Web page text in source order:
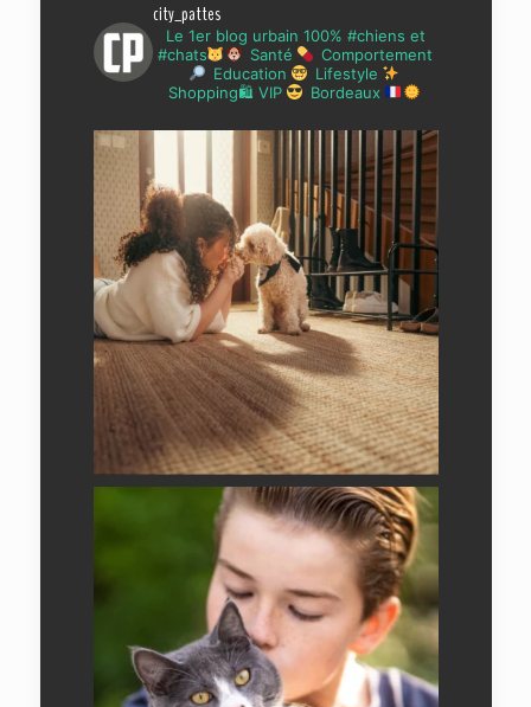
city_pattes
Le 1er blog urbain 100% #chiens et
#chats
Santé
Comportement
Education
Lifestyle
Shopping🛍 VIP
Bordeaux